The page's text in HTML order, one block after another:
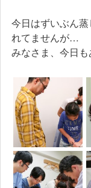
今日はずいぶん
れてませんが…
みなさま、今日も